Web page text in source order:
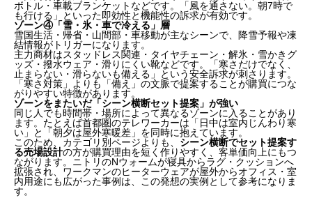
ボトル・車載ブランケットなどです。「風を通さない。朝7時で
も行ける」といった即効性と機能性の訴求が有効です。
ゾーン④「雪・氷・車で冷える」層
雪国生活・帰省・山間部・車移動が主なシーンで、降雪予報や凍
結情報がトリガーになります。
主力商材はスタッドレス関連・タイヤチェーン・解氷・雪かきグ
ッズ・撥水ウェア・滑りにくい靴などです。「寒さだけでなく、
止まらない・滑らないも備える」という安全訴求が刺さります。
「寒さ対策」よりも「備え」の文脈で提案することが購買につな
がりやすい特徴があります。
ゾーンをまたいだ「シーン横断セット提案」が強い
同じ人でも時間帯・場所によって異なるゾーンに入ることがあり
ます。たとえば首都圏のテレワーカーは「日中は室内じんわり寒
い」と「朝夕は屋外寒暖差」を同時に抱えています。
このため、カテゴリ別ページよりも、 シーン横断でセット提案す
る売場設計の方が購買理由を短く作りやすく、客単価向上にもつ
ながります。ニトリのNウォームが寝具からラグ・クッションへ
拡張され、ワークマンのヒーターウェアが屋外からオフィス・室
内用途にも広がった事例は、この発想の実例として参考になりま
す。